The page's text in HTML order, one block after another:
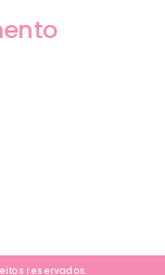
reservados.